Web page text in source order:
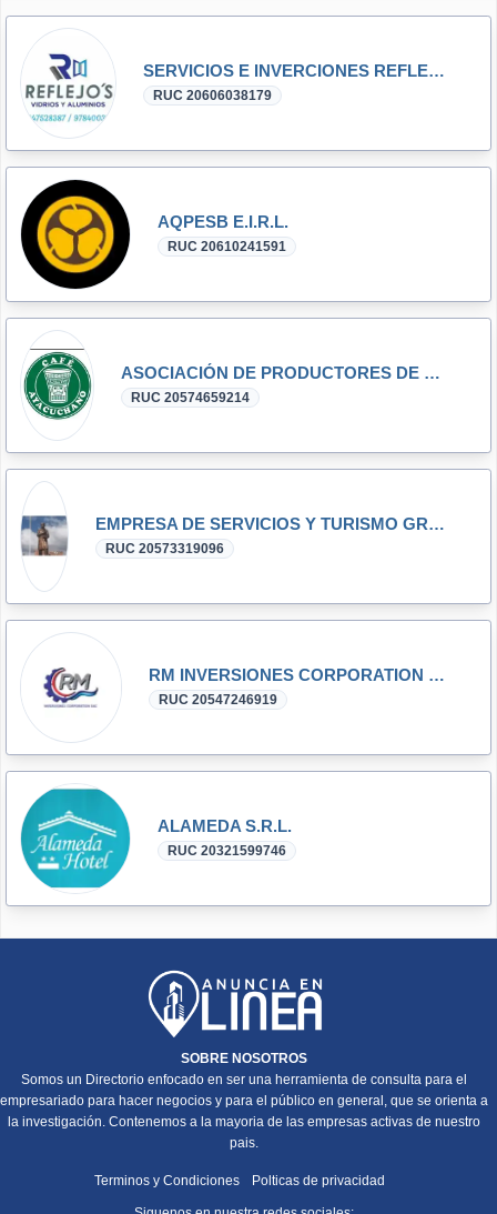
SERVICIOS E INVERCIONES REFLEJOS SRL
RUC 20606038179
AQPESB E.I.R.L.
RUC 20610241591
ASOCIACIÓN DE PRODUCTORES DE CAFÉ VRAE AYACUCHO
RUC 20574659214
EMPRESA DE SERVICIOS Y TURISMO GRC SOCIEDAD COMERCIAL DE RESPONSABILIDAD LIMITADA
RUC 20573319096
RM INVERSIONES CORPORATION S.A.C.
RUC 20547246919
ALAMEDA S.R.L.
RUC 20321599746
SOBRE NOSOTROS
Somos un Directorio enfocado en ser una herramienta de consulta para el
empresariado para hacer negocios y para el público en general, que se orienta a
la investigación. Contenemos a la mayoria de las empresas activas de nuestro
pais.
Terminos y Condiciones Polticas de privacidad